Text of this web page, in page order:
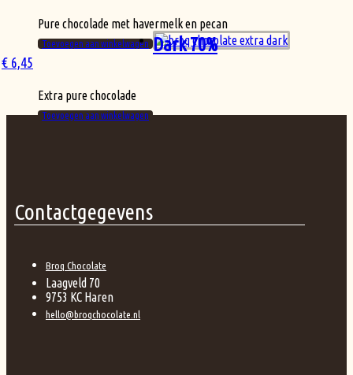
Pure chocolade met havermelk en pecan
Toevoegen aan winkelwagen Dark 70%
€ 6,45
Extra pure chocolade
Toevoegen aan winkelwagen
Contactgegevens
Broq Chocolate
Laagveld 70
9753 KC Haren
hello@broqchocolate.nl